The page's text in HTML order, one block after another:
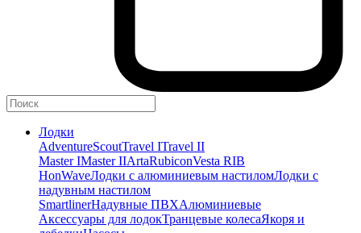
Лодки
AdventureScoutTravel ITravel II
Master IMaster IIArtaRubiconVesta RIB
HonWaveЛодки с алюминиевым настиломЛодки с
надувным настилом
SmartlinerНадувные ПВХАлюминиевые
Аксессуары для лодокТранцевые колесаЯкоря и